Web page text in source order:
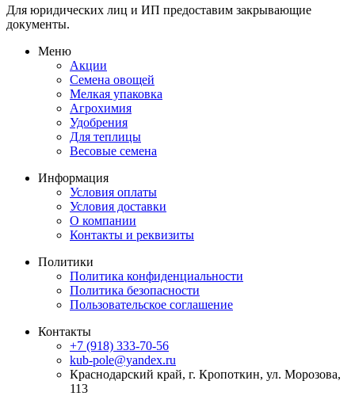
Для юридических лиц и ИП предоставим закрывающие
документы.
Меню
Акции
Семена овощей
Мелкая упаковка
Агрохимия
Удобрения
Для теплицы
Весовые семена
Информация
Условия оплаты
Условия доставки
О компании
Контакты и реквизиты
Политики
Политика конфиденциальности
Политика безопасности
Пользовательское соглашение
Контакты
+7 (918) 333-70-56
kub-pole@yandex.ru
Краснодарский край, г. Кропоткин, ул. Морозова,
113